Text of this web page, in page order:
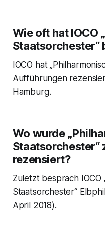
Wie oft hat IOCO
Staatsorchester“
IOCO hat
Aufführungen
Hamburg.
Wo wurde
Staatsorchester“
rezensiert?
Zuletzt besprach IOCO
Staatsorchester“
April 2018).